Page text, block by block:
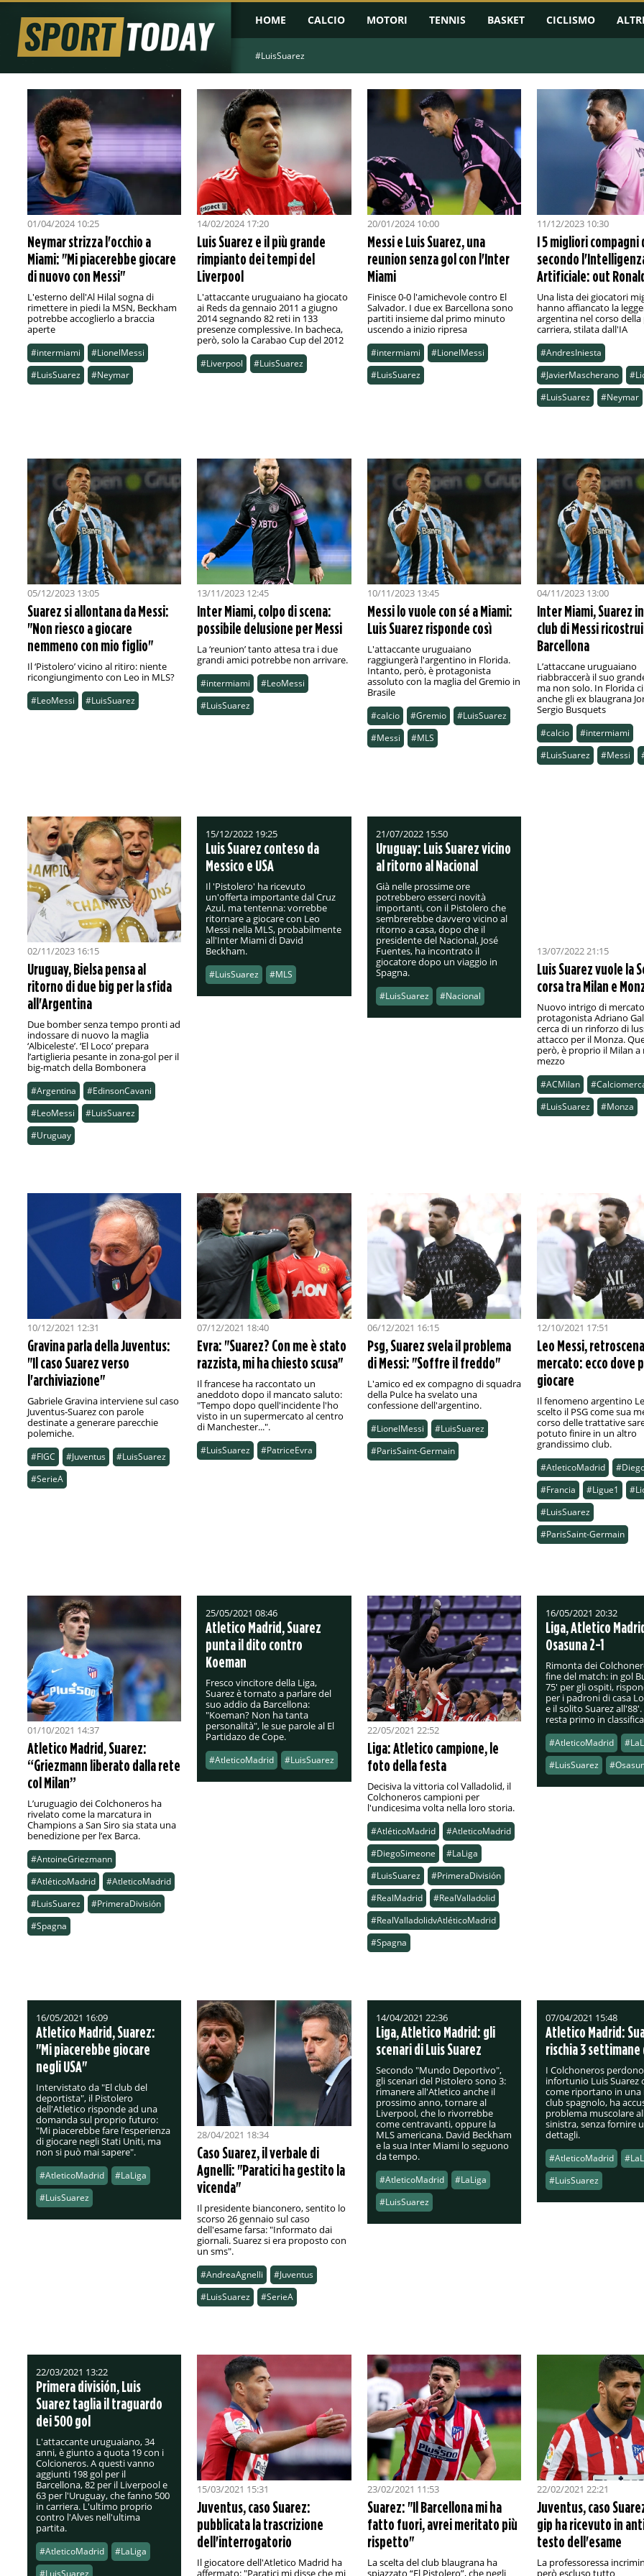
HOME CALCIO MOTORI TENNIS BASKET CICLISMO
#LuisSuarez
01/04/2024 10:25
Neymar strizza l'occhio a
Miami: "Mi piacerebbe giocare
di nuovo con Messi"
L'esterno dell'Al Hilal sogna di
rimettere in piedi la MSN, Beckham
potrebbe accoglierlo a braccia
aperte
#intermiami
#LionelMessi
#LuisSuarez
#Neymar
14/02/2024 17:20
Luis Suarez e il più grande
rimpianto dei tempi del
Liverpool
L'attaccante uruguaiano ha giocato
ai Reds da gennaio 2011 a giugno
2014 segnando 82 reti in 133
presenze complessive. In bacheca,
però, solo la Carabao Cup del 2012
#Liverpool #LuisSuarez
20/01/2024 10:00
Messi e Luis Suarez, una
reunion senza gol con l'Inter
Miami
Finisce 0-0 l'amichevole contro El
Salvador. I due ex Barcellona sono
partiti insieme dal primo minuto
uscendo a inizio ripresa
#intermiami
#LionelMessi
#LuisSuarez
11/12/2023 10:30
I 5 migliori compagni
secondo
Artificiale: out
Una lista dei giocatori
hanno affiancato la
argentina nel corso
carriera, stilata dall'IA
#AndresIniesta
#JavierMascherano
#LuisSuarez
#Neymar
05/12/2023 13:05
Suarez si allontana da Messi:
"Non riesco a giocare
nemmeno con mio figlio"
Il ‘Pistolero’ vicino al ritiro: niente
ricongiungimento con Leo in MLS?
#LeoMessi #LuisSuarez
13/11/2023 12:45
Inter Miami, colpo di scena:
possibile delusione per Messi
La ‘reunion’ tanto attesa tra i due
grandi amici potrebbe non arrivare.
#intermiami
#LeoMessi
#LuisSuarez
10/11/2023 13:45
Messi lo vuole con sé a Miami:
Luis Suarez risponde così
L'attaccante uruguaiano
raggiungerà l'argentino in Florida.
Intanto, però, è protagonista
assoluto con la maglia del Gremio in
Brasile
#calcio #Gremio
#LuisSuarez
#Messi
#MLS
04/11/2023 13:00
Inter Miami, Suarez
club di Messi
Barcellona
L’attaccane uruguaiano
riabbraccerà il suo
ma non solo. In Florida
anche gli ex blaugrana
Sergio Busquets
#calcio
#intermiami
#LuisSuarez
#Messi
02/11/2023 16:15
Uruguay, Bielsa pensa al
ritorno di due big per la sfida
all'Argentina
Due bomber senza tempo pronti ad
indossare di nuovo la maglia
‘Albiceleste’. ‘El Loco’ prepara
l’artiglieria pesante in zona-gol per il
big-match della Bombonera
#Argentina
#EdinsonCavani
#LeoMessi
#LuisSuarez
#Uruguay
15/12/2022 19:25
Luis Suarez conteso da
Messico e USA
Il 'Pistolero' ha ricevuto
un'offerta importante dal Cruz
Azul, ma tentenna: vorrebbe
ritornare a giocare con Leo
Messi nella MLS, probabilmente
all'Inter Miami di David
Beckham.
#LuisSuarez #MLS
21/07/2022 15:50
Uruguay: Luis Suarez vicino
al ritorno al Nacional
Già nelle prossime ore
potrebbero esserci novità
importanti, con il Pistolero che
sembrerebbe davvero vicino al
ritorno a casa, dopo che il
presidente del Nacional, José
Fuentes, ha incontrato il
giocatore dopo un viaggio in
Spagna.
#LuisSuarez #Nacional
13/07/2022 21:15
Luis Suarez vuole la
corsa tra Milan e
Nuovo intrigo di
protagonista Adriano
cerca di un rinforzo di
attacco per il Monza.
però, è proprio il Milan
mezzo
#ACMilan
#LuisSuarez
#Monza
10/12/2021 12:31
Gravina parla della Juventus:
"Il caso Suarez verso
l'archiviazione"
Gabriele Gravina interviene sul caso
Juventus-Suarez con parole
destinate a generare parecchie
polemiche.
#FIGC #Juventus
#LuisSuarez
#SerieA
07/12/2021 18:40
Evra: "Suarez? Con me è stato
razzista, mi ha chiesto scusa"
Il francese ha raccontato un
aneddoto dopo il mancato saluto:
"Tempo dopo quell'incidente l'ho
visto in un supermercato al centro
di Manchester...".
#LuisSuarez #PatriceEvra
06/12/2021 16:15
Psg, Suarez svela il problema
di Messi: "Soffre il freddo"
L'amico ed ex compagno di squadra
della Pulce ha svelato una
confessione dell'argentino.
#LionelMessi
#LuisSuarez
#ParisSaint-Germain
12/10/2021 17:51
Leo Messi,
mercato: ecco dove
giocare
Il fenomeno argentino
scelto il PSG come sua
corso delle trattative
potuto finire in un altro
grandissimo club.
#AtleticoMadrid
#Francia
#Ligue1
#LuisSuarez
#ParisSaint-Germain
01/10/2021 14:37
Atletico Madrid, Suarez:
“Griezmann liberato dalla rete
col Milan”
L’uruguagio dei Colchoneros ha
rivelato come la marcatura in
Champions a San Siro sia stata una
benedizione per l’ex Barca.
#AntoineGriezmann
#AtléticoMadrid
#AtleticoMadrid
#LuisSuarez
#PrimeraDivisión
#Spagna
25/05/2021 08:46
Atletico Madrid, Suarez
punta il dito contro
Koeman
Fresco vincitore della Liga,
Suarez è tornato a parlare del
suo addio da Barcellona:
"Koeman? Non ha tanta
personalità", le sue parole al El
Partidazo de Cope.
#AtleticoMadrid #LuisSuarez
22/05/2021 22:52
Liga: Atletico campione, le
foto della festa
Decisiva la vittoria col Valladolid, il
Colchoneros campioni per
l'undicesima volta nella loro storia.
#AtléticoMadrid
#AtleticoMadrid
#DiegoSimeone
#LaLiga
#LuisSuarez
#PrimeraDivisión
#RealMadrid
#RealValladolid
#RealValladolidvAtléticoMadrid
#Spagna
16/05/2021 20:32
Liga, Atletico
Osasuna 2-1
Rimonta dei
fine del match: in gol
75' per gli ospiti,
per i padroni di casa
e il solito Suarez
resta primo in
#AtleticoMadrid
#LuisSuarez
16/05/2021 16:09
Atletico Madrid, Suarez:
"Mi piacerebbe giocare
negli USA"
Intervistato da "El club del
deportista", il Pistolero
dell'Atletico risponde ad una
domanda sul proprio futuro:
"Mi piacerebbe fare l’esperienza
di giocare negli Stati Uniti, ma
non si può mai sapere".
#AtleticoMadrid
#LaLiga
#LuisSuarez
28/04/2021 18:34
Caso Suarez, il verbale di
Agnelli: "Paratici ha gestito la
vicenda"
Il presidente bianconero, sentito lo
scorso 26 gennaio sul caso
dell'esame farsa: "Informato dai
giornali. Suarez si era proposto con
un sms".
#AndreaAgnelli
#Juventus
#LuisSuarez
#SerieA
14/04/2021 22:36
Liga, Atletico Madrid: gli
scenari di Luis Suarez
Secondo "Mundo Deportivo",
gli scenari del Pistolero sono 3:
rimanere all'Atletico anche il
prossimo anno, tornare al
Liverpool, che lo rivorrebbe
come centravanti, oppure la
MLS americana. David Beckham
e la sua Inter Miami lo seguono
da tempo.
#AtleticoMadrid
#LaLiga
#LuisSuarez
07/04/2021 15:48
Atletico Madrid:
rischia 3 settimane
I Colchoneros
infortunio Luis Suarez
come riportano in una
club spagnolo, ha
problema muscolare
sinistra, senza fornire
dettagli.
#AtleticoMadrid
#LuisSuarez
22/03/2021 13:22
Primera división, Luis
Suarez taglia il traguardo
dei 500 gol
L'attaccante uruguaiano, 34
anni, è giunto a quota 19 con i
Colcioneros. A questi vanno
aggiunti 198 gol per il
Barcellona, 82 per il Liverpool e
63 per l'Uruguay, che fanno 500
in carriera. L'ultimo proprio
contro l'Alves nell'ultima
partita.
#AtleticoMadrid
#LaLiga
#LuisSuarez
15/03/2021 15:31
Juventus, caso Suarez:
pubblicata la trascrizione
dell'interrogatorio
Il giocatore dell'Atletico Madrid ha
affermato: "Paratici mi disse che mi
23/02/2021 11:53
Suarez: "Il Barcellona mi ha
fatto fuori, avrei meritato più
rispetto"
La scelta del club blaugrana ha
spiazzato “El Pistolero”, che negli
22/02/2021 22:21
Juventus, caso
gip ha ricevuto in
testo dell'esame
La professoressa
però escluso tutto